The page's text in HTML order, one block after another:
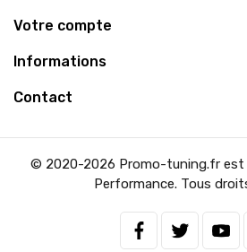
Votre compte
Informations
Contact
© 2020-2026 Promo-tuning.fr est
Performance. Tous